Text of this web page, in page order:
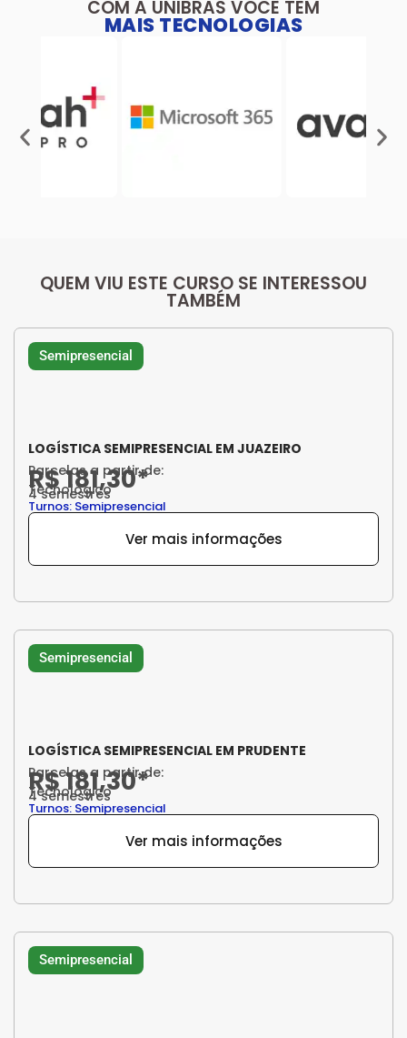
COM A UNIBRAS VOCÊ TEM
MAIS TECNOLOGIAS
QUEM VIU ESTE CURSO SE INTERESSOU
TAMBÉM
Semipresencial
LOGÍSTICA SEMIPRESENCIAL EM JUAZEIRO
Parcelas a partir de:
R$ 181,30*
Tecnológico
4 semestres
Turnos: Semipresencial
Ver mais informações
Semipresencial
LOGÍSTICA SEMIPRESENCIAL EM PRUDENTE
Parcelas a partir de:
R$ 181,30*
Tecnológico
4 semestres
Turnos: Semipresencial
Ver mais informações
Semipresencial